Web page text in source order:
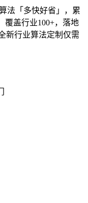
法「多快好省」，累
覆盖行业100+，落地
新行业算法定制仅需